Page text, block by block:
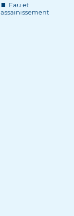
Eau et
assainissement